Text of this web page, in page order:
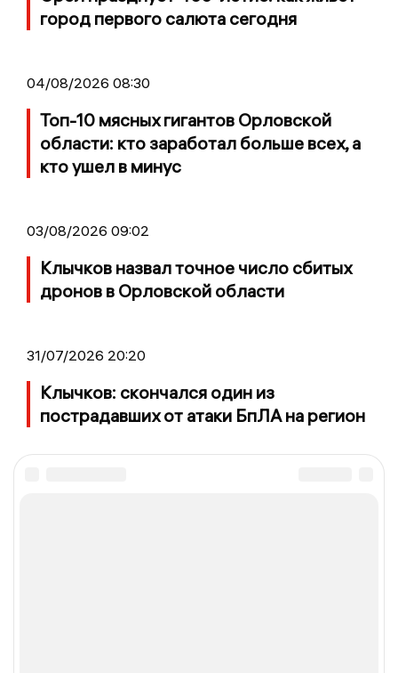
город первого салюта сегодня
04/08/2026 08:30
Топ-10 мясных гигантов Орловской
области: кто заработал больше всех, а
кто ушел в минус
03/08/2026 09:02
Клычков назвал точное число сбитых
дронов в Орловской области
31/07/2026 20:20
Клычков: скончался один из
пострадавших от атаки БпЛА на регион